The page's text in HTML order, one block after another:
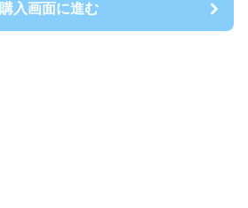
購入画面に進む
購入画面に進む